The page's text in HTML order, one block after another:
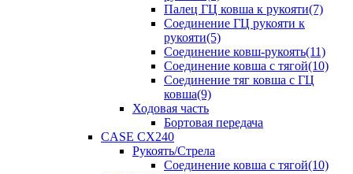
Палец ГЦ ковша к рукояти(7)
Соединение ГЦ рукояти к
рукояти(5)
Соединение ковш-рукоять(11)
Соединение ковша с тягой(10)
Соединение тяг ковша с ГЦ
ковша(9)
Ходовая часть
Бортовая передача
CASE CX240
Рукоять/Стрела
Соединение ковша с тягой(10)